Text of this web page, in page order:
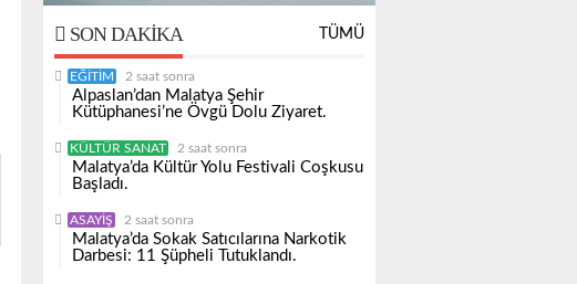
SON DAKIKA TÜMÜ
EĞITIM 2 saat sonra
Alpaslan’dan Malatya Şehir
Kütüphanesi’ne Övgü Dolu Ziyaret.
KÜLTÜR SANAT 2 saat sonra
Malatya’da Kültür Yolu Festivali Coşkusu
Başladı.
ASAYIŞ 2 saat sonra
Malatya’da Sokak Satıcılarına Narkotik
Darbesi: 11 Şüpheli Tutuklandı.